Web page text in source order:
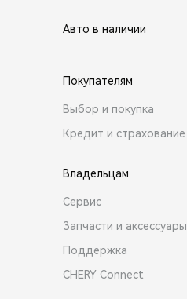
Авто в наличии
Покупателям
Выбор и покупка
Кредит и страхование
Владельцам
Сервис
Запчасти и аксессуары
Поддержка
CHERY Connect